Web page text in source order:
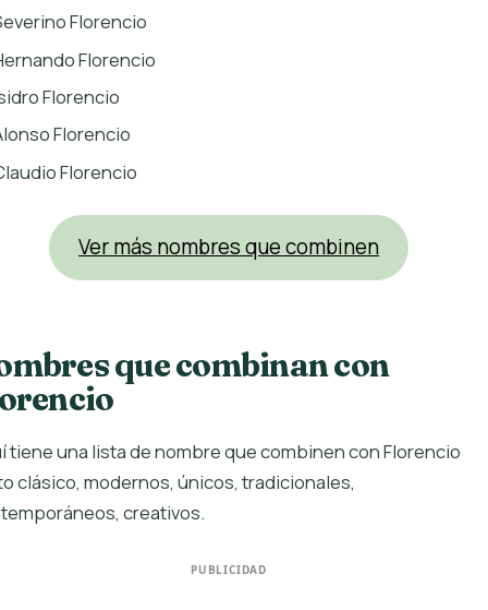
Florencio
Florencio
Florencio
Florencio
Florencio
Ver más nombres que combinen
que combinan con
tiene una lista de nombre que combinen con Florencio
clásico, modernos, únicos, tradicionales,
creativos.
PUBLICIDAD